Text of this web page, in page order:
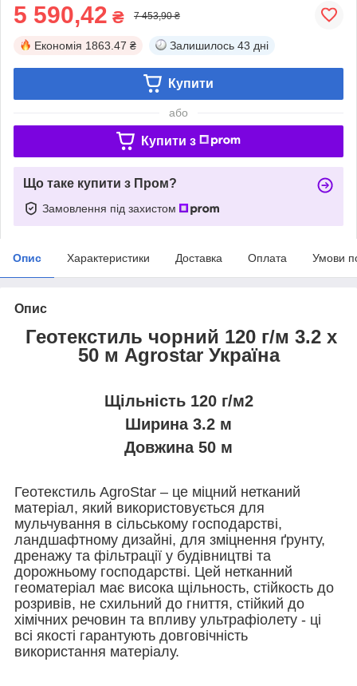
5 590,42 ₴ 7 453,90 ₴
Економія 1863.47 ₴ Залишилось 43 дні
Купити
або
Купити з
Що таке купити з Пром?
Замовлення під захистом
Опис Характеристики Доставка Оплата Умови
Опис
Геотекстиль чорний 120 г/м 3.2 х
50 м Agrostar Україна
Щільність 120 г/м2
Ширина 3.2 м
Довжина 50 м
Геотекстиль AgroStar – це міцний нетканий
матеріал, який використовується для
мульчування в сільському господарстві,
ландшафтному дизайні, для зміцнення ґрунту,
дренажу та фільтрації у будівництві та
дорожньому господарстві. Цей нетканний
геоматеріал має висока щільность, стійкость до
розривів, не схильний до гниття, стійкий до
хімічних речовин та впливу ультрафіолету - ці
всі якості гарантують довговічність
використання матеріалу.